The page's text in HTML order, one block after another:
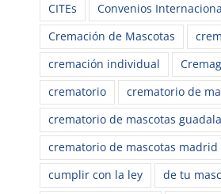
CITEs
Convenios
Cremación de Mascotas
cremación individual
crematorio
crematorio de
crematorio de mascotas
crematorio de mascotas madrid
cumplir con la ley
de tu